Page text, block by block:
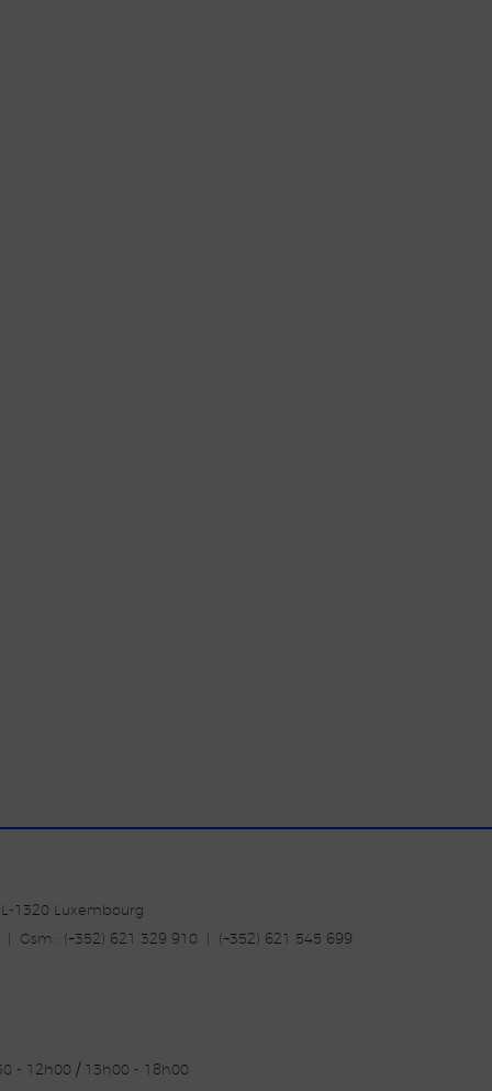
1320 Luxembourg
| Gsm : (+352) 621 329 910 | (+352) 621 545 699
- 12h00 / 13h00 - 18h00